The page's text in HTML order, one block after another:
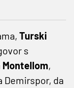
Turski
s
,
Demirspor, da